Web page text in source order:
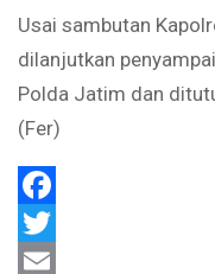
Usai sambutan
dilanjutkan
Polda Jatim dan
(Fer)
Facebook
Twitter